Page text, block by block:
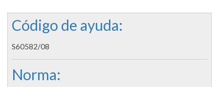
Código de ayuda:
S60582/08
Norma: